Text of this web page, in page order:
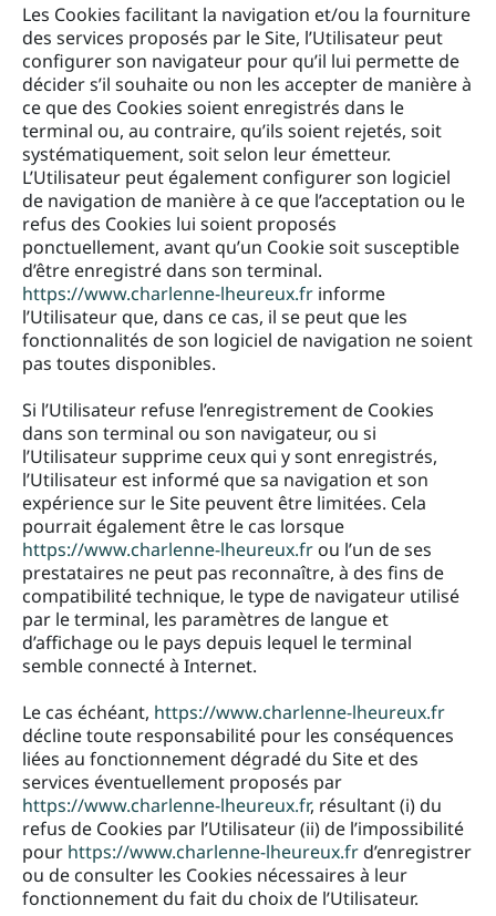
Les Cookies facilitant la navigation et/ou la fourniture
des services proposés par le Site, l’Utilisateur peut
configurer son navigateur pour qu’il lui permette de
décider s’il souhaite ou non les accepter de manière à
ce que des Cookies soient enregistrés dans le
terminal ou, au contraire, qu’ils soient rejetés, soit
systématiquement, soit selon leur émetteur.
L’Utilisateur peut également configurer son logiciel
de navigation de manière à ce que l’acceptation ou le
refus des Cookies lui soient proposés
ponctuellement, avant qu’un Cookie soit susceptible
d’être enregistré dans son terminal.
https://www.charlenne-lheureux.fr informe
l’Utilisateur que, dans ce cas, il se peut que les
fonctionnalités de son logiciel de navigation ne soient
pas toutes disponibles.
Si l’Utilisateur refuse l’enregistrement de Cookies
dans son terminal ou son navigateur, ou si
l’Utilisateur supprime ceux qui y sont enregistrés,
l’Utilisateur est informé que sa navigation et son
expérience sur le Site peuvent être limitées. Cela
pourrait également être le cas lorsque
https://www.charlenne-lheureux.frou l’un de ses
prestataires ne peut pas reconnaître, à des fins de
compatibilité technique, le type de navigateur utilisé
par le terminal, les paramètres de langue et
d’affichage ou le pays depuis lequel le terminal
semble connecté à Internet.
Le cas échéant, https://www.charlenne-lheureux.fr
décline toute responsabilité pour les conséquences
liées au fonctionnement dégradé du Site et des
services éventuellement proposés par
https://www.charlenne-lheureux.fr, résultant (i) du
refus de Cookies par l’Utilisateur (ii) de l’impossibilité
pour https://www.charlenne-lheureux.frd’enregistrer
ou de consulter les Cookies nécessaires à leur
fonctionnement du fait du choix de l’Utilisateur.